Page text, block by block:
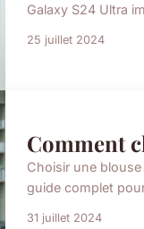
Galaxy S24 Ultra
25 juillet 2024
Comment
Choisir une
guide complet
31 juillet 2024